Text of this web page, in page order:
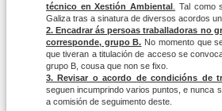
técnico en Xestión Ambiental
Tal como
Galiza tras a sinatura de diversos acordos
2. Encadrar ás persoas traballadoras no
corresponde, grupo B. No momento que
que tiveran a titulación de acceso se
grupo B, cousa que non se fixo.
3. Revisar o acordo de condicións de
seguen incumprindo varios puntos, e nunca
a comisión de seguimento deste.